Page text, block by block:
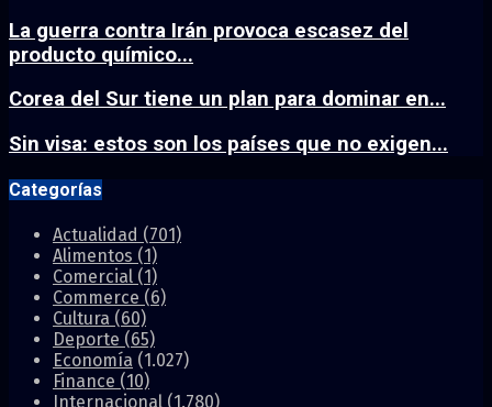
La guerra contra Irán provoca escasez del
producto químico...
Corea del Sur tiene un plan para dominar en...
Sin visa: estos son los países que no exigen...
Categorías
Actualidad (701)
Alimentos (1)
Comercial (1)
Commerce (6)
Cultura (60)
Deporte (65)
Economía (1.027)
Finance (10)
Internacional (1.780)